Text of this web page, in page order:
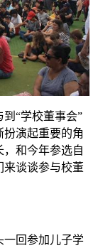
“学校董事会”
演起重要的角
和今年参选自
来谈谈参与校董
一回参加儿子学